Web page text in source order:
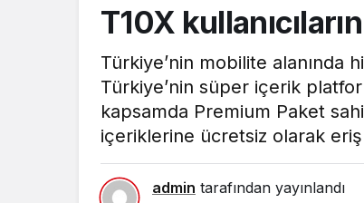
T10X
Türkiye’nin mobilite alanında
Türkiye’nin süper içerik
kapsamda Premium Paket
içeriklerine ücretsiz olarak
admin tarafından yayınlandı